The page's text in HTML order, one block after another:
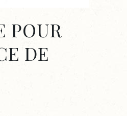
POUR
DE